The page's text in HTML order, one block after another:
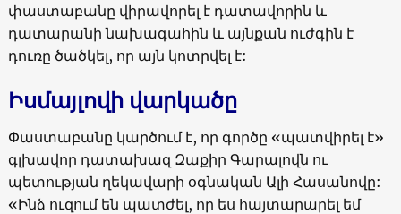
փաստաբանը վիրավորել է դատավորին և
դատարանի նախագահին և այնքան ուժգին է
դուռը ծածկել, որ այն կոտրվել է:
Իսմայլովի վարկածը
Փաստաբանը կարծում է, որ գործը «պատվիրել է»
գլխավոր դատախազ Զաքիր Գարալովն ու
պետության ղեկավարի օգնական Ալի Հասանովը:
«Ինձ ուզում են պատժել, որ ես հայտարարել եմ